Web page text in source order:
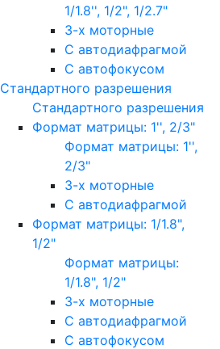
1/1.8'', 1/2", 1/2.7"
3-х моторные
С автодиафрагмой
С автофокусом
Стандартного разрешения
Стандартного разрешения
Формат матрицы: 1'', 2/3"
Формат матрицы: 1'',
2/3"
3-х моторные
С автодиафрагмой
Формат матрицы: 1/1.8",
1/2"
Формат матрицы:
1/1.8", 1/2"
3-х моторные
С автодиафрагмой
С автофокусом